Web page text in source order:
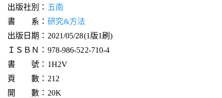
出版社別： 五南
書 系： 研究&方法
出版日期：2021/05/28(1版1刷)
ＩＳＢＮ：978-986-522-710-4
書 號：1H2V
頁 數：212
開 數：20K